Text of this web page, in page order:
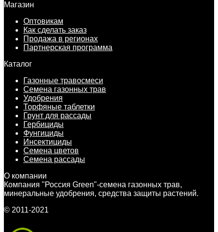
Магазин
Оптовикам
Как сделать заказ
Продажа в регионах
Партнерская программа
Каталог
Газонные травосмеси
Семена газонных трав
Удобрения
Торфяные таблетки
Грунт для рассады
Гербициды
Фунгициды
Инсектициды
Семена цветов
Семена рассады
О компании
Компания "Россия Green"-семена газонных трав,
минеральные удобрения, средства защиты растений.
© 2011-2021